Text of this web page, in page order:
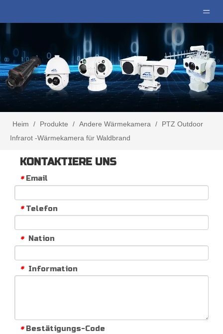
Heim / Produkte / Andere Wärmekamera /
PTZ Outdoor
Infrarot -Wärmekamera für Waldbrand
KONTAKTIERE UNS
* Email
* Telefon
* Nation
* Information
* Bestätigungs-Code